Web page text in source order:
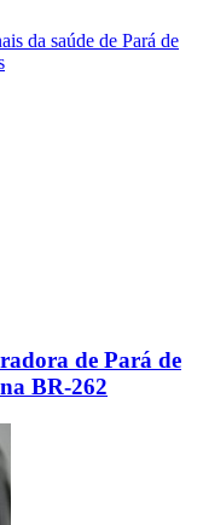
da saúde de Pará de
de Pará de
BR-262